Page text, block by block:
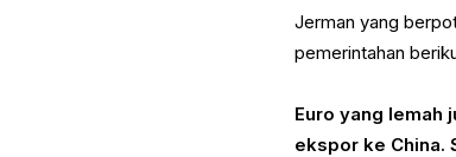
Jerman yang
pemerintahan
Euro yang lemah
ekspor ke China.